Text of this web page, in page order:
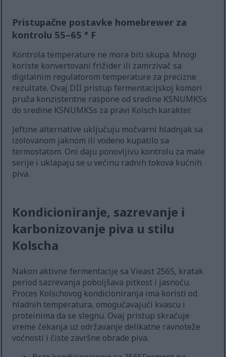
Pristupačne postavke homebrewer za
kontrolu 55–65 ° F
Kontrola temperature ne mora biti skupa. Mnogi
koriste konvertovani frižider ili zamrzivač sa
digitalnim regulatorom temperature za precizne
rezultate. Ovaj DII pristup fermentacijskoj komori
pruža konzistentne raspone od sredine KSNUMKSs
do sredine KSNUMKSs za pravi Kolsch karakter.
Jeftine alternative uključuju močvarni hladnjak sa
izolovanom jaknom ili vodeno kupatilo sa
termostatom. Oni daju ponovljivu kontrolu za male
serije i uklapaju se u većinu radnih tokova kućnih
piva.
Kondicioniranje, sazrevanje i
karbonizovanje piva u stilu
Kolscha
Nakon aktivne fermentacije sa Vieast 2565, kratak
period sazrevanja poboljšava pitkost i jasnoću.
Proces Kolschovog kondicioniranja ima koristi od
hladnih temperatura, omogućavajući kvascu i
proteinima da se slegnu. Ovaj pristup skraćuje
vreme čekanja uz održavanje delikatne ravnoteže
voćnosti i čiste završne obrade piva.